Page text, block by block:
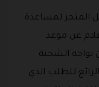
المتجر لمساعدة
عن موعد
تواجه الشحنة
للطلب الذي